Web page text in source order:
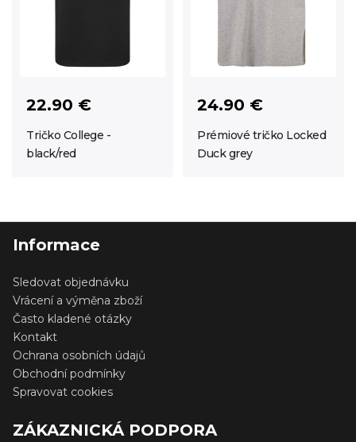
22.90 €
Tričko College -
black/red
24.90 €
Prémiové tričko Locked
Duck grey
Informace
Sledovat objednávku
Vrácení a výměna zboží
Často kladené otázky
Kontakt
Ochrana osobních údajů
Obchodní podmínky
Spravovat cookies
ZÁKAZNICKÁ PODPORA